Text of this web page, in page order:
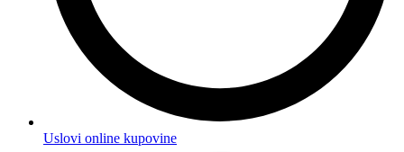
Uslovi online kupovine